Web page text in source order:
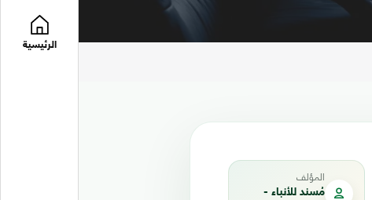
الرئيسية
المؤلف
مُسند للأنباء -